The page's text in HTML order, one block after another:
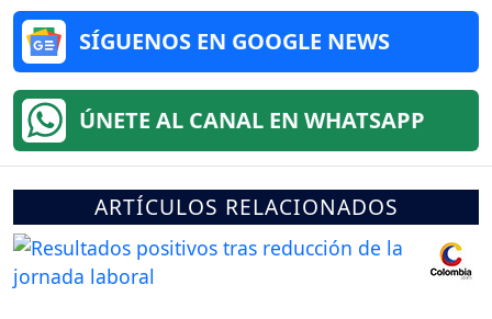
SÍGUENOS EN GOOGLE NEWS
ÚNETE AL CANAL EN WHATSAPP
ARTÍCULOS RELACIONADOS